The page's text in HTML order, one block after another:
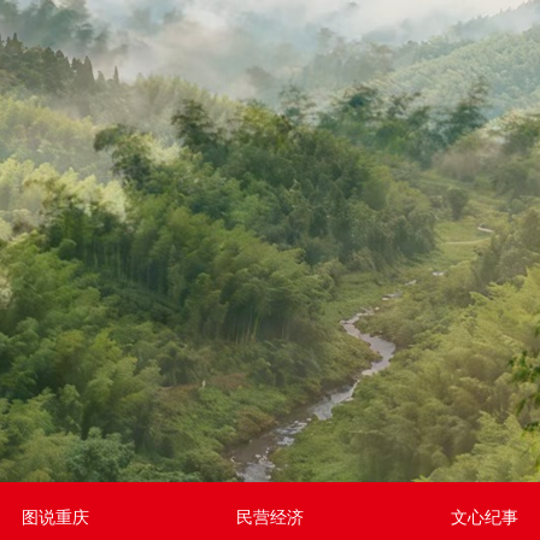
图说重庆 民营经济 文心纪事